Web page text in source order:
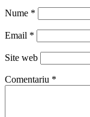
Nume *
Email *
Site web
Comentariu *